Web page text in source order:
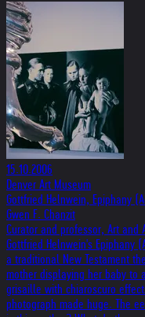
15.10.2006
Denver Art Museum
Gottfried Helnwein, Epiphany
Gwen F. Chanzit
Curator and professor, Art and
Gottfried Helnwein's Epiphany
a traditional New Testament
mother displaying her baby to
grisaille with chiaroscuro
photograph made huge. The